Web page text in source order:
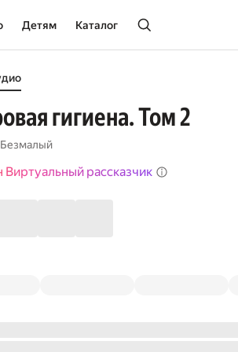
Детям Каталог
гигиена. Том 2
Виртуальный рассказчик